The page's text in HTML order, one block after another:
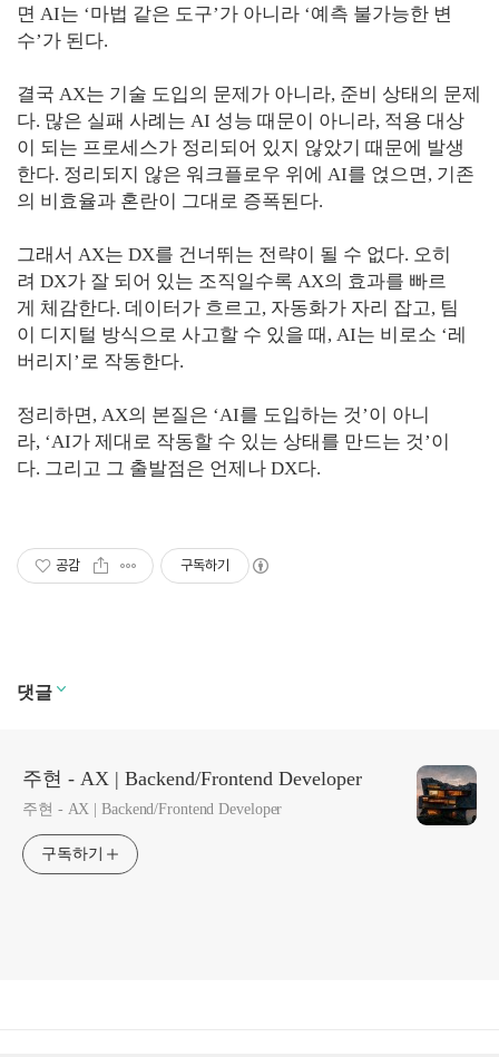
면 AI는 ‘마법 같은 도구’가 아니라 ‘예측 불가능한 변
수’가 된다.
결국 AX는 기술 도입의 문제가 아니라, 준비 상태의 문제
다. 많은 실패 사례는 AI 성능 때문이 아니라, 적용 대상
이 되는 프로세스가 정리되어 있지 않았기 때문에 발생
한다. 정리되지 않은 워크플로우 위에 AI를 얹으면, 기존
의 비효율과 혼란이 그대로 증폭된다.
그래서 AX는 DX를 건너뛰는 전략이 될 수 없다. 오히
려 DX가 잘 되어 있는 조직일수록 AX의 효과를 빠르
게 체감한다. 데이터가 흐르고, 자동화가 자리 잡고, 팀
이 디지털 방식으로 사고할 수 있을 때, AI는 비로소 ‘레
버리지’로 작동한다.
정리하면, AX의 본질은 ‘AI를 도입하는 것’이 아니
라, ‘AI가 제대로 작동할 수 있는 상태를 만드는 것’이
다. 그리고 그 출발점은 언제나 DX다.
공감 구독하기
댓글
주현 - AX | Backend/Frontend Developer
주현 - AX | Backend/Frontend Developer
구독하기